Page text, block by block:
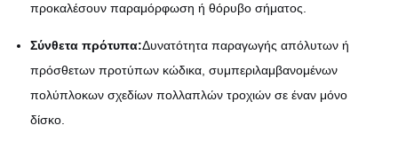
προκαλέσουν παραμόρφωση ή θόρυβο σήματος.
Σύνθετα πρότυπα:Δυνατότητα παραγωγής απόλυτων ή
πρόσθετων προτύπων κώδικα, συμπεριλαμβανομένων
πολύπλοκων σχεδίων πολλαπλών τροχιών σε έναν μόνο
δίσκο.